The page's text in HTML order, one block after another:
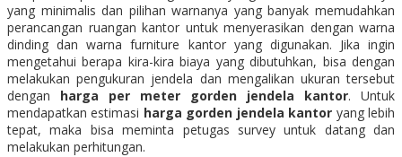
yang minimalis dan pilihan warnanya yang banyak memudahkan
perancangan ruangan kantor untuk menyerasikan dengan warna
dinding dan warna furniture kantor yang digunakan. Jika ingin
mengetahui berapa kira-kira biaya yang dibutuhkan, bisa dengan
melakukan pengukuran jendela dan mengalikan ukuran tersebut
dengan harga per meter gorden jendela kantor. Untuk
mendapatkan estimasi harga gorden jendela kantor yang lebih
tepat, maka bisa meminta petugas survey untuk datang dan
melakukan perhitungan.